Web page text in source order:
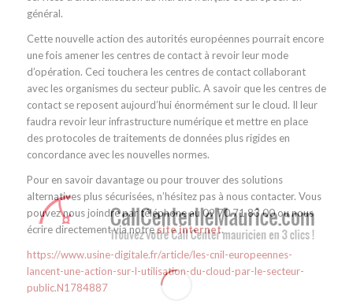
général.
Cette nouvelle action des autorités européennes pourrait encore
une fois amener les centres de contact à revoir leur mode
d’opération. Ceci touchera les centres de contact collaborant
avec les organismes du secteur public. A savoir que les centres de
contact se reposent aujourd’hui énormément sur le cloud. Il leur
faudra revoir leur infrastructure numérique et mettre en place
des protocoles de traitements de données plus rigides en
concordance avec les nouvelles normes.
Pour en savoir davantage ou pour trouver des solutions
alternatives plus sécurisées, n’hésitez pas à nous contacter. Vous
pouvez nous joindre par téléphone au 09 70 71 83 00 ou nous
écrire directement via notresite internet.
https://www.usine-digitale.fr/article/les-cnil-europeennes-
lancent-une-action-sur-l-utilisation-du-cloud-par-le-secteur-
public.N1784887